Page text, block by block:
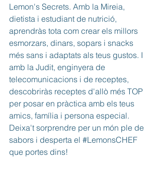
Lemon's Secrets. Amb la Mireia,
dietista i estudiant de nutrició,
aprendràs tota com crear els millors
esmorzars, dinars, sopars i snacks
més sans i adaptats als teus gustos. I
amb la Judit, enginyera de
telecomunicacions i de receptes,
descobriràs receptes d'allò més TOP
per posar en pràctica amb els teus
amics, família i persona especial.
Deixa't sorprendre per un món ple de
sabors i desperta el #LemonsCHEF
que portes dins!